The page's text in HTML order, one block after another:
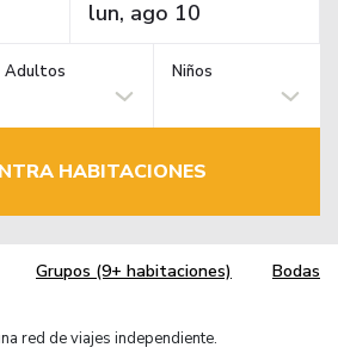
Adultos Niños
HABITACIONES
Grupos (9+ habitaciones) Bodas
red de viajes independiente.